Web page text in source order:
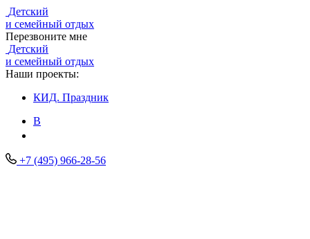
Детский
и семейный отдых
Перезвоните мне
Детский
и семейный отдых
Наши проекты:
КИД. Праздник
В
+7 (495) 966-28-56